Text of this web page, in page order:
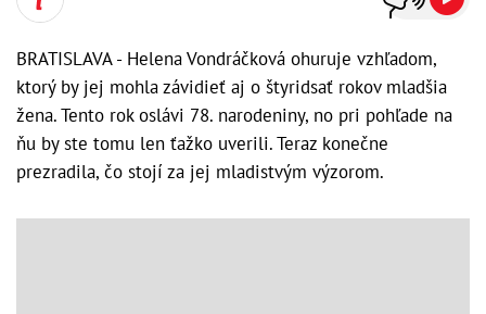
BRATISLAVA - Helena Vondráčková ohuruje vzhľadom,
ktorý by jej mohla závidieť aj o štyridsať rokov mladšia
žena. Tento rok oslávi 78. narodeniny, no pri pohľade na
ňu by ste tomu len ťažko uverili. Teraz konečne
prezradila, čo stojí za jej mladistvým výzorom.